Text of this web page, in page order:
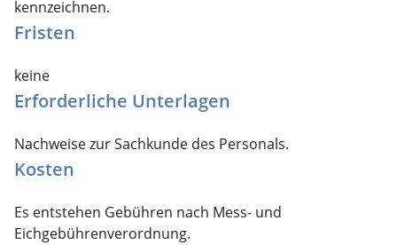
kennzeichnen.
Fristen
keine
Erforderliche Unterlagen
Nachweise zur Sachkunde des Personals.
Kosten
Es entstehen Gebühren nach Mess- und
Eichgebührenverordnung.